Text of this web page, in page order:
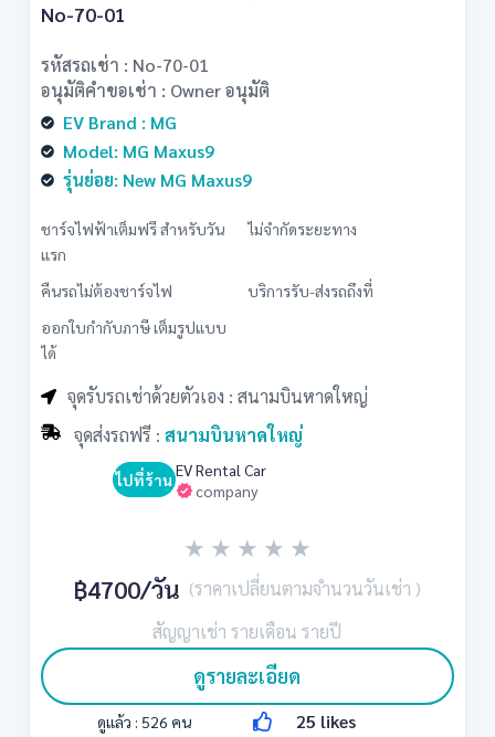
No-70-01
รหัสรถเช่า : No-70-01
อนุมัติคำขอเช่า : Owner อนุมัติ
EV Brand : MG
Model: MG Maxus9
รุ่นย่อย: New MG Maxus9
ชาร์จไฟฟ้าเต็มฟรี สำหรับวัน
แรก
ไม่จำกัดระยะทาง
คืนรถไม่ต้องชาร์จไฟ
บริการรับ-ส่งรถถึงที่
ออกใบกำกับภาษี เต็มรูปแบบ
ได้
จุดรับรถเช่าด้วยตัวเอง : สนามบินหาดใหญ่
จุดส่งรถฟรี : สนามบินหาดใหญ่
ไปที่ร้าน
company
EV Rental Car
฿4700/วัน (ราคาเปลี่ยนตามจำนวนวันเช่า )
สัญญาเช่า รายเดือน รายปี
★ ★ ★ ★ ★
ดูรายละเอียด
ดูแล้ว : 526 คน 25 likes